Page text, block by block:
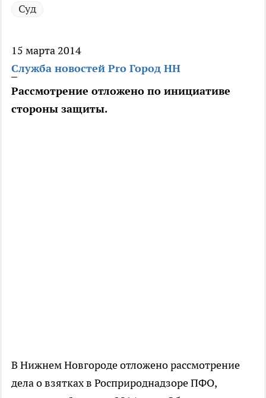
Суд
15 марта 2014
Служба новостей Pro Город НН
Рассмотрение отложено по инициативе
стороны защиты.
В Нижнем Новгороде отложено рассмотрение
дела о взятках в Росприроднадзоре ПФО,